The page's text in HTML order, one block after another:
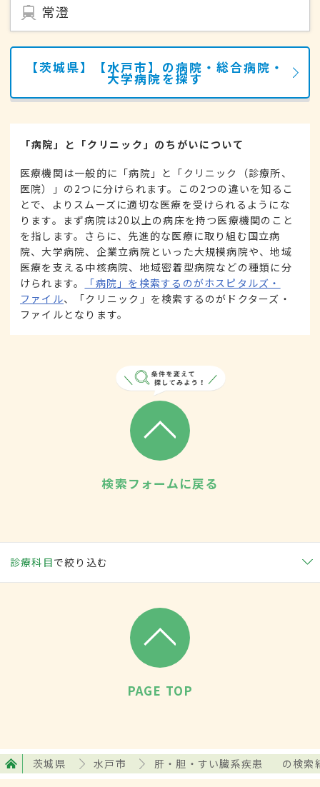
常澄
【茨城県】【水戸市】の病院・総合病院・
大学病院を探す
「病院」と「クリニック」のちがいについて
医療機関は一般的に「病院」と「クリニック（診療所、
医院）」の2つに分けられます。この2つの違いを知るこ
とで、よりスムーズに適切な医療を受けられるようにな
ります。まず病院は20以上の病床を持つ医療機関のこと
を指します。さらに、先進的な医療に取り組む国立病
院、大学病院、企業立病院といった大規模病院や、地域
医療を支える中核病院、地域密着型病院などの種類に分
けられます。
「病院」を検索するのがホスピタルズ・
ファイル、「クリニック」を検索するのがドクターズ・
ファイルとなります。
検索フォームに戻る
診療科目で絞り込む
PAGE TOP
茨城県 水戸市 肝・胆・すい臓系疾患 の検索